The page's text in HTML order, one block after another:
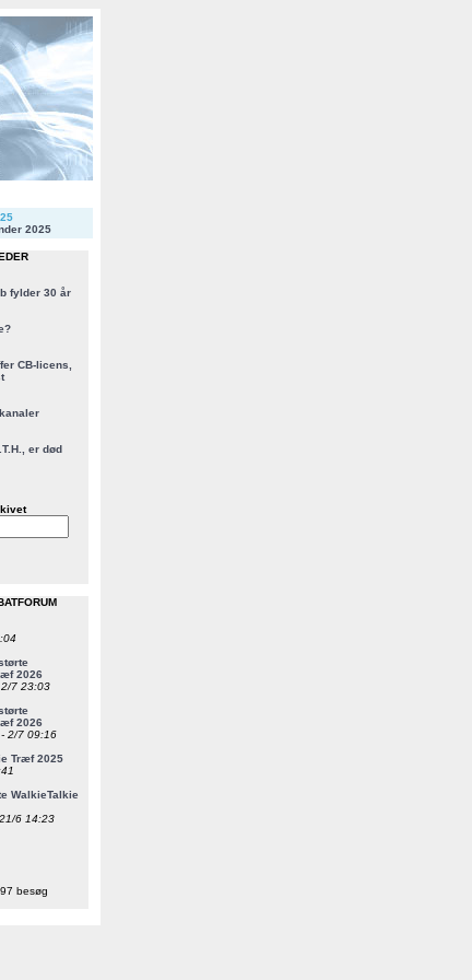
2025
fylder 30 år
CB-licens,
er død
2026
2/7 23:03
2026
2/7 09:16
Træf 2025
WalkieTalkie
6 14:23
besøg